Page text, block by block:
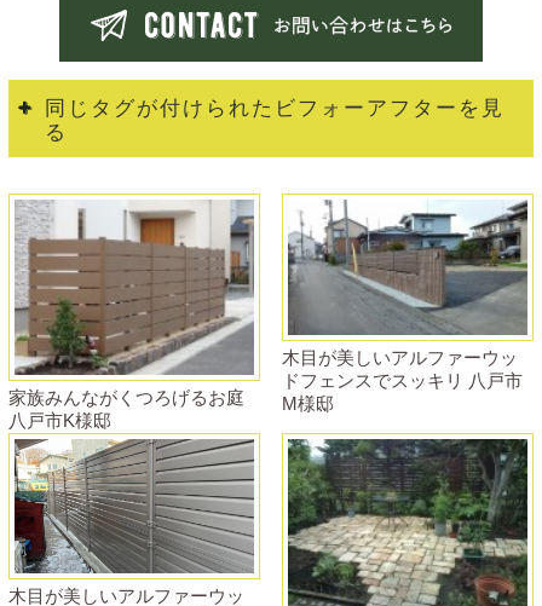
同じタグが付けられたビフォーアフターを見
る
家族みんながくつろげるお庭
八戸市K様邸
木目が美しいアルファーウッ
ドフェンスでスッキリ 八戸市
M様邸
木目が美しいアルファーウッ